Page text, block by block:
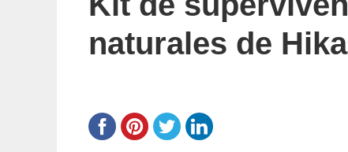
naturales de